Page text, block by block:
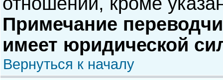
Примечание
имеет юридической
Вернуться к началу